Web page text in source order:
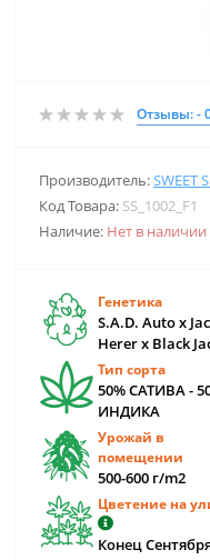
Отзывы: -
Производитель:SWEET
Код Товара: SS_1002_F1
Наличие: Нет в наличии
Генетика
S.A.D. Auto x
Herer x Black
Тип сорта
50% САТИВА -
ИНДИКА
Урожай в
помещении
500-600 г/m2
Цветение на
Конец